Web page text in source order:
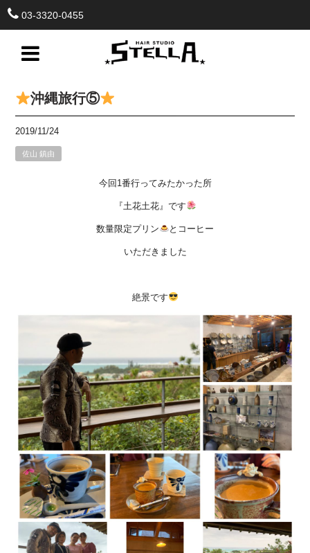
03-3320-0455
沖縄旅行⑤
2019/11/24
佐山 鎮由
今回1番行ってみたかった所
『土花土花』です
数量限定プリン とコーヒー
いただきました
絶景です